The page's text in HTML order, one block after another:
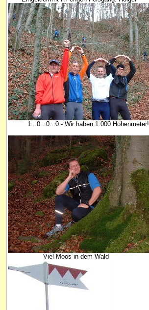
1...0...0...0 - Wir haben 1.000 Höhenmeter!
Viel Moos in dem Wald